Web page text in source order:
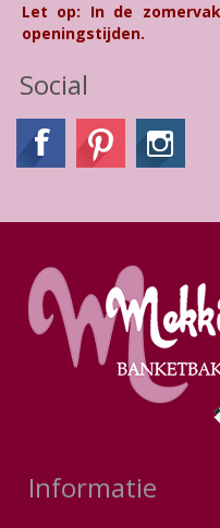
Let op: In de
openingstijden.
Social
Informatie